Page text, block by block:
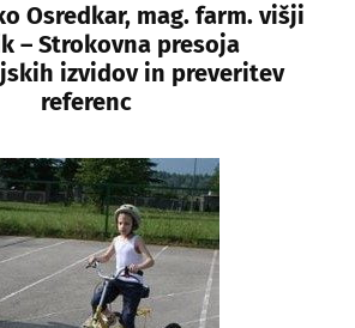
Osredkar, mag. farm. višji
– Strokovna presoja
izvidov in preveritev
referenc